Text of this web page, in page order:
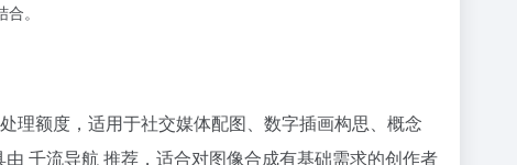
。
理额度，适用于社交媒体配图、数字插画构思、概念
千流导航 推荐，适合对图像合成有基础需求的创作者